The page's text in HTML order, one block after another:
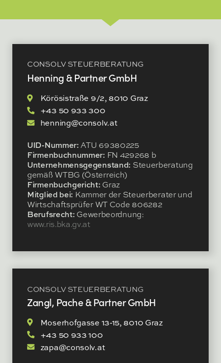
CONSOLV STEUERBERATUNG
Henning & Partner GmbH
Körösistraße 9/2, 8010 Graz
+43 50 933 300
henning@consolv.at
UID-Nummer:ATU 69380225
Firmenbuchnummer: FN 429268 b
Unternehmensgegenstand: Steuerberatung
gemäß WTBG (Österreich)
Firmenbuchgericht: Graz
Mitglied bei: Kammer der Steuerberater und
Wirtschaftsprüfer WT Code 806282
Berufsrecht: Gewerbeordnung:
www.ris.bka.gv.at
CONSOLV STEUERBERATUNG
Zangl, Pache & Partner GmbH
Moserhofgasse 13-15, 8010 Graz
+43 50 933 100
zapa@consolv.at